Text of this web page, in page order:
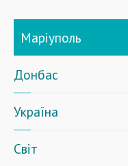
Маріуполь
Донбас
Україна
Світ